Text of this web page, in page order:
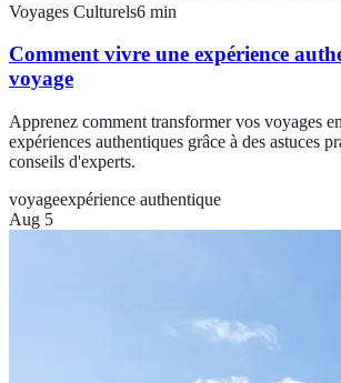
Voyages Culturels6 min
Comment vivre une expérience
voyage
Apprenez comment transformer vos voyages
expériences authentiques grâce à des astuces
conseils d'experts.
voyageexpérience authentique
Aug 5